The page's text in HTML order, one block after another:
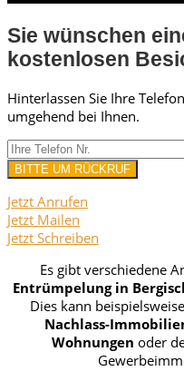
Sie wünschen
kostenlosen
Hinterlassen Sie Ihre
umgehend bei Ihnen.
Jetzt Anrufen
Jetzt Mailen
Jetzt Schreiben
Es gibt verschiedene
Entrümpelung in
Dies kann
Nachlass-
Wohnungen oder